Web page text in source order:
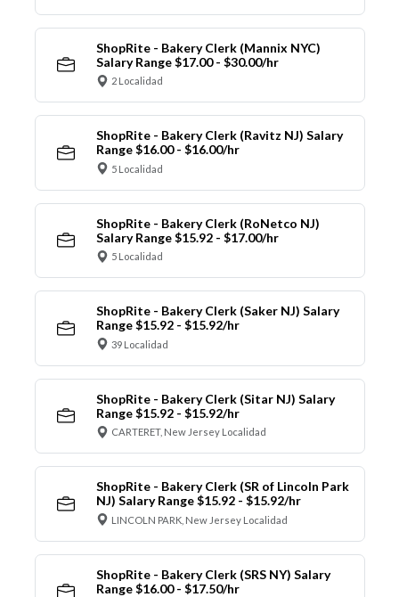
ShopRite - Bakery Clerk (Mannix NYC)
Salary Range $17.00 - $30.00/hr
2 Localidad
ShopRite - Bakery Clerk (Ravitz NJ) Salary
Range $16.00 - $16.00/hr
5 Localidad
ShopRite - Bakery Clerk (RoNetco NJ)
Salary Range $15.92 - $17.00/hr
5 Localidad
ShopRite - Bakery Clerk (Saker NJ) Salary
Range $15.92 - $15.92/hr
39 Localidad
ShopRite - Bakery Clerk (Sitar NJ) Salary
Range $15.92 - $15.92/hr
CARTERET, New Jersey Localidad
ShopRite - Bakery Clerk (SR of Lincoln Park
NJ) Salary Range $15.92 - $15.92/hr
LINCOLN PARK, New Jersey Localidad
ShopRite - Bakery Clerk (SRS NY) Salary
Range $16.00 - $17.50/hr